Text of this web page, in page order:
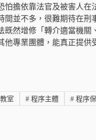
擔依靠法官及被害人在
並不多，很難期待在
然增修「轉介適當機
專業團體，能真正提供
室 #程序主體 #程序